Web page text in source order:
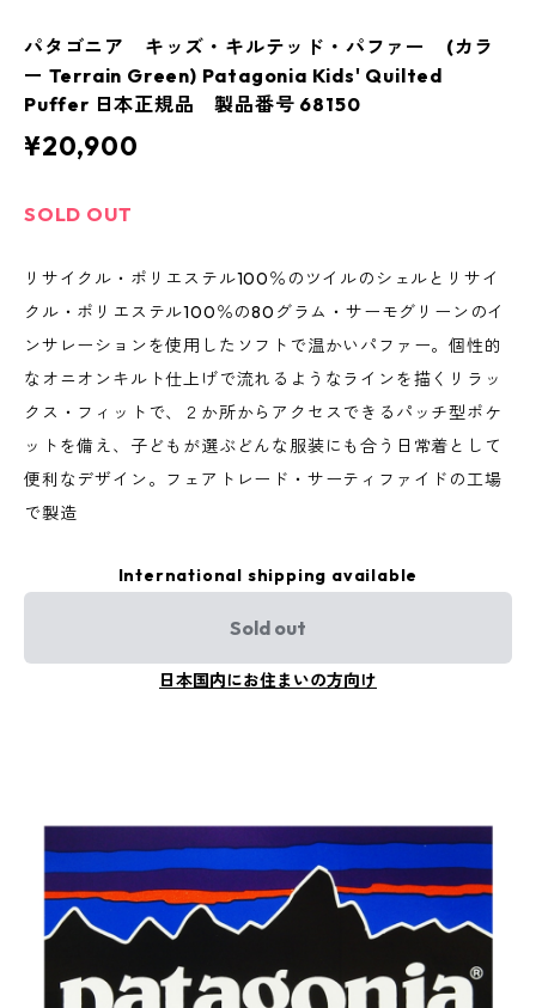
パタゴニア キッズ・キルテッド・パファー (カラ
ー Terrain Green) Patagonia Kids' Quilted
Puffer 日本正規品 製品番号 68150
¥20,900
SOLD OUT
リサイクル・ポリエステル100％のツイルのシェルとリサイ
クル・ポリエステル100％の80グラム・サーモグリーンのイ
ンサレーションを使用したソフトで温かいパファー。個性的
なオニオンキルト仕上げで流れるようなラインを描くリラッ
クス・フィットで、２か所からアクセスできるパッチ型ポケ
ットを備え、子どもが選ぶどんな服装にも合う日常着として
便利なデザイン。フェアトレード・サーティファイドの工場
で製造
International shipping available
Sold out
日本国内にお住まいの方向け